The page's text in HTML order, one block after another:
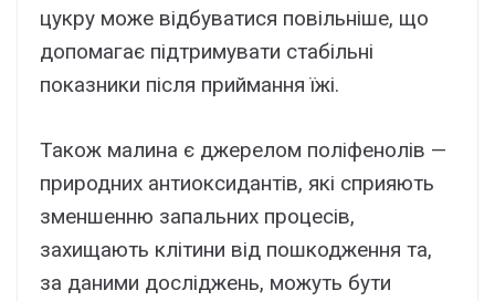
цукру може відбуватися повільніше, що
допомагає підтримувати стабільні
показники після приймання їжі.
Також малина є джерелом поліфенолів —
природних антиоксидантів, які сприяють
зменшенню запальних процесів,
захищають клітини від пошкодження та,
за даними досліджень, можуть бути